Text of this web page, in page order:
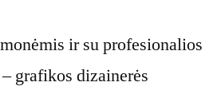
ir su profesionalios
grafikos dizainerės